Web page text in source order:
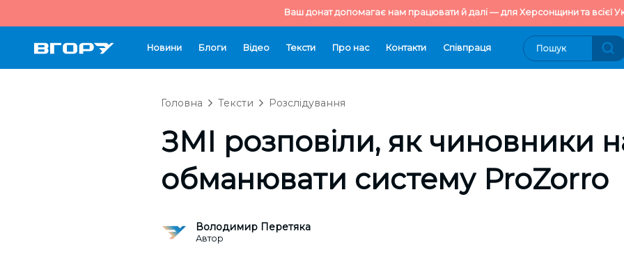
Ваш донат допомагає нам працювати й далі — для Херсонщини та всієї
Новини Блоги Відео Тексти Про нас Контакти Cпівпраця
Головна Тексти Розслідування
ЗМІ розповіли, як чиновники
обманювати систему ProZorro
Володимир Перетяка
Автор